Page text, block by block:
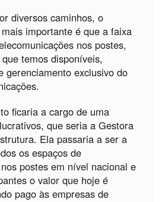
diversos caminhos, o
importante é que a faixa
nos postes,
temos disponíveis,
gerenciamento exclusivo do
ficaria a cargo de uma
que seria a Gestora
Ela passaria a ser a
os espaços de
postes em nível nacional e
o valor que hoje é
pago às empresas de